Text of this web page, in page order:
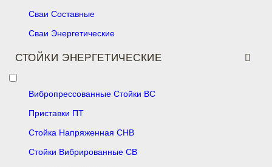
Сваи Составные
Сваи Энергетические
СТОЙКИ ЭНЕРГЕТИЧЕСКИЕ
Вибропрессованные Стойки ВС
Приставки ПТ
Стойка Напряженная СНВ
Стойки Вибрированные СВ